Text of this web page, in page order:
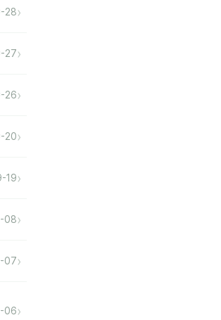
28›
27›
26›
20›
19›
08›
07›
06›